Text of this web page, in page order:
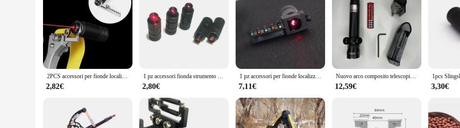
|Wholesale|Vendors|
**Enhanced Precision and Performance**
The fionda laser Archi e frecce set is designed to elevate your archery experience with its state-of-the-art laser technology. The laser-etched
precise aiming, allowing you to hone your skills and improve your accuracy. Whether you're a seasoned archer looking to fine-tune your technique
your go-to tool for target practice and competitive archery.
**Versatile and User-Friendly**
The fionda laser Archi e frecce set is not just about performance; it's also about user-friendliness. The set's ergonomic design ensures a
sessions. The complete set includes everything you need, from the fionda laser to the arrows, making it a convenient option for both beginners and
allows for easy transportation, making it an ideal choice for competitive archers on the move.
Crafted with durability in mind, the fionda laser Archi e frecce set is designed to withstand the rigors of regular use. The precision-engineered
reliable, even after repeated use. This makes it an excellent choice for both casual practice and competitive archery events. The set's components
fionda laser Archi e frecce set in top condition for years to come.
2PCS accessori per fionde localizzatore di strumenti di calibrazione Laser luce Laser a infrarossi obiettivo Laser vista Laser rossa
2,82€
1 pz accessori fionda strumento di calibrazione Laser localizzatore luce Laser a infrarossi obiettivo Laser mirino Laser rosso/blu
2,80€
1 pz accessori per fionde localizzatore di strumenti di calibrazione Laser luce Laser a infrarossi obiettivo Laser mirino Laser rosso/blu
7,11€
Nuovo arco composito telescopico in metallo HOT Simpleshot Slingshot per Kit da caccia Laser con elastico da tiro di precisione forte all'aperto
12,59€ 3,30€